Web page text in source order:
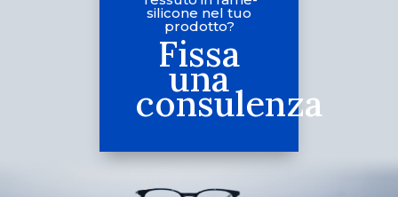
silicone nel tuo
prodotto?
Fissa
una
consulenza